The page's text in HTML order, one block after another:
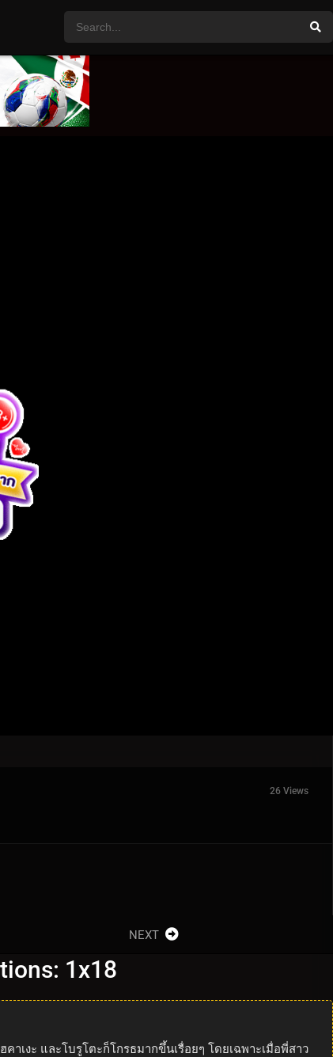
26 Views
NEXT
1x18
เงะ และโบรูโตะก็โกรธมากขึ้นเรื่อยๆ โดยเฉพาะเมื่อพี่สาว